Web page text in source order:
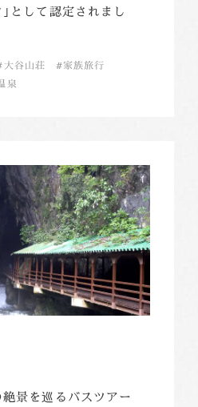
として認定されまし
大谷山荘
家族旅行
泉
絶景を巡るバスツアー